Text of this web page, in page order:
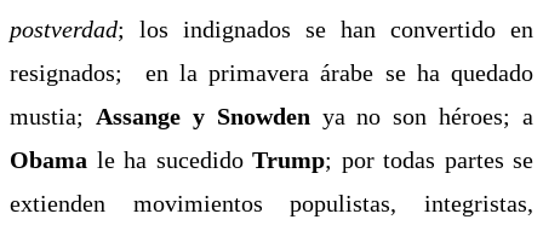
postverdad; los indignados se han convertido en
resignados; en la primavera árabe se ha quedado
mustia; Assange y Snowden ya no son héroes; a
Obama le ha sucedido Trump; por todas partes se
extienden movimientos populistas, integristas,